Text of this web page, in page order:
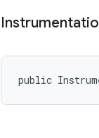
public